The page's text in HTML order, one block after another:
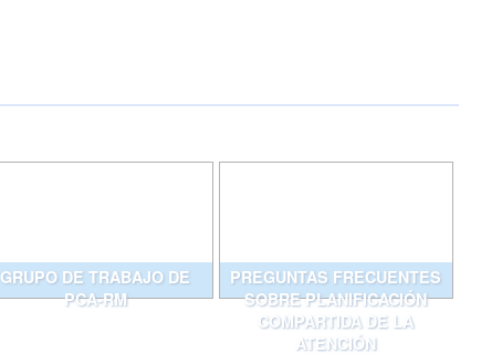
GRUPO DE TRABAJO DE
PCA-RM
PREGUNTAS FRECUENTES
SOBRE PLANIFICACIÓN
COMPARTIDA DE LA
ATENCIÓN